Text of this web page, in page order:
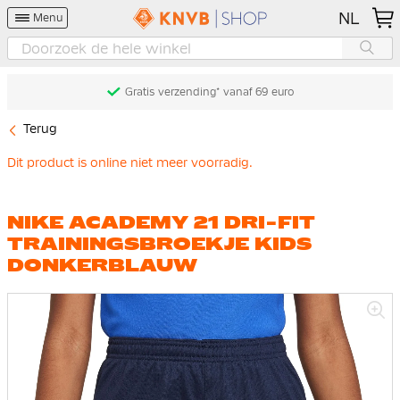
Menu NL
Gratis verzending* vanaf 69 euro
Terug
Dit product is online niet meer voorradig.
NIKE ACADEMY 21 DRI-FIT
TRAININGSBROEKJE KIDS
DONKERBLAUW
afbeeldingen-